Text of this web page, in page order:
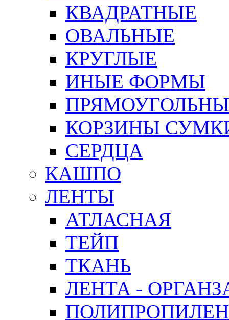
КВАДРАТНЫЕ
ОВАЛЬНЫЕ
КРУГЛЫЕ
ИНЫЕ ФОРМЫ
КОРЗИНЫ
СЕРДЦА
КАШПО
ЛЕНТЫ
АТЛАСНАЯ
ТЕЙП
ТКАНЬ
ЛЕНТА -